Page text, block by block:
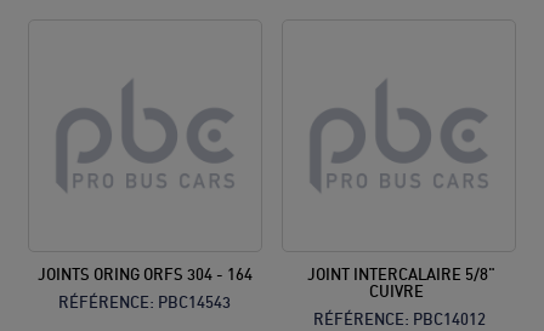
JOINTS ORING ORFS 304 - 164
RÉFÉRENCE: PBC14543
JOINT INTERCALAIRE 5/8"
CUIVRE
RÉFÉRENCE: PBC14012